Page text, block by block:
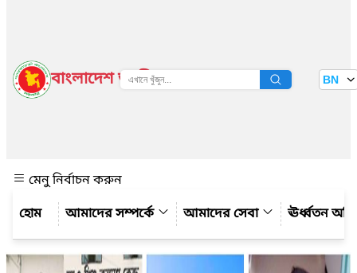
বাংলাদেশ জাতীয় তথ্য বাতায়ন BN
মেনু নির্বাচন করুন
আমাদের সম্পর্কে
আমাদের সেবা ঊর্ধ্বতন